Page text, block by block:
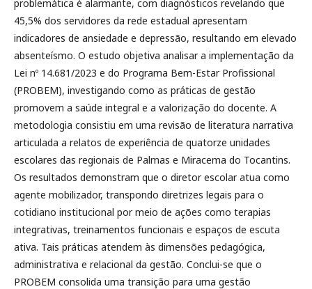
problemática é alarmante, com diagnósticos revelando que
45,5% dos servidores da rede estadual apresentam
indicadores de ansiedade e depressão, resultando em elevado
absenteísmo. O estudo objetiva analisar a implementação da
Lei nº 14.681/2023 e do Programa Bem-Estar Profissional
(PROBEM), investigando como as práticas de gestão
promovem a saúde integral e a valorização do docente. A
metodologia consistiu em uma revisão de literatura narrativa
articulada a relatos de experiência de quatorze unidades
escolares das regionais de Palmas e Miracema do Tocantins.
Os resultados demonstram que o diretor escolar atua como
agente mobilizador, transpondo diretrizes legais para o
cotidiano institucional por meio de ações como terapias
integrativas, treinamentos funcionais e espaços de escuta
ativa. Tais práticas atendem às dimensões pedagógica,
administrativa e relacional da gestão. Conclui-se que o
PROBEM consolida uma transição para uma gestão